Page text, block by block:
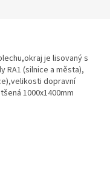
je lisovaný s
(silnice a města),
dopravní
1000x1400mm